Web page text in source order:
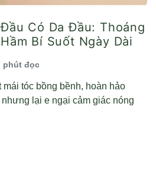
Có Da Đầu: Thoáng
Bí Suốt Ngày Dài
phút đọc
tóc bồng bềnh, hoàn hảo
lại e ngại cảm giác nóng